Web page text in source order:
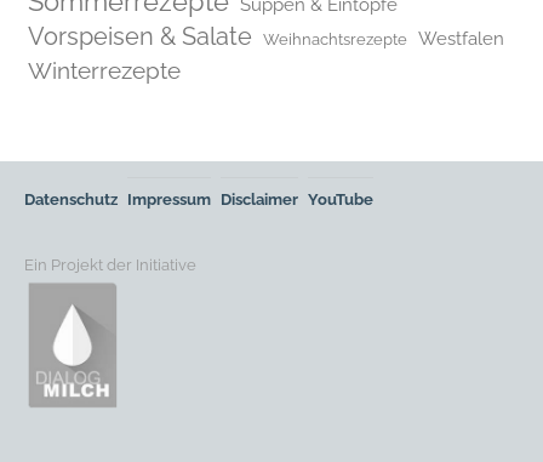
Vorspeisen & Salate Weihnachtsrezepte Westfalen
Winterrezepte
Datenschutz Impressum Disclaimer YouTube
Ein Projekt der Initiative